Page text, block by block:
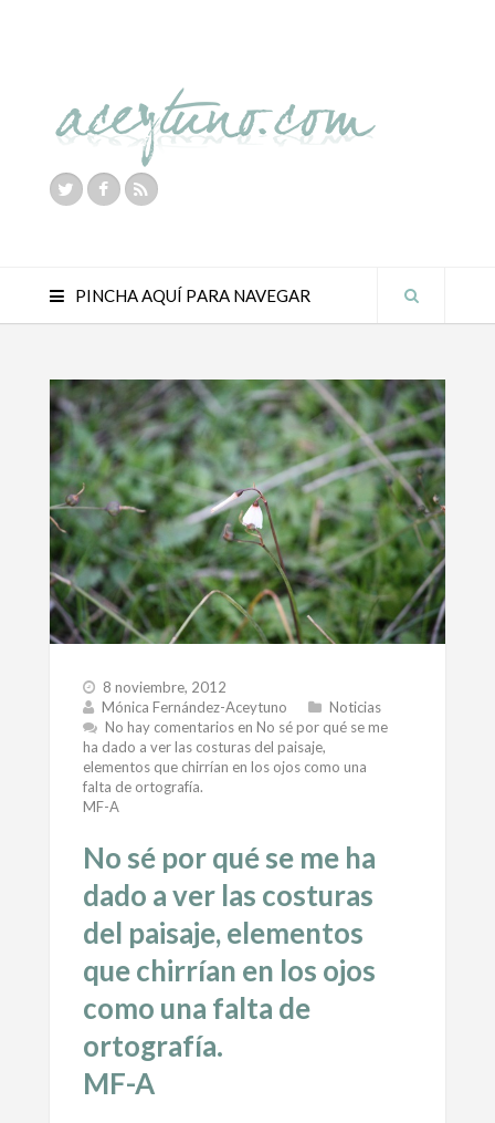
PINCHA AQUÍ PARA NAVEGAR
8 noviembre, 2012
Mónica Fernández-Aceytuno
Noticias
No hay comentariosen No sé por qué se me
ha dado a ver las costuras del paisaje,
elementos que chirrían en los ojos como una
falta de ortografía.
MF-A
No sé por qué se me ha
dado a ver las costuras
del paisaje, elementos
que chirrían en los ojos
como una falta de
ortografía.
MF-A